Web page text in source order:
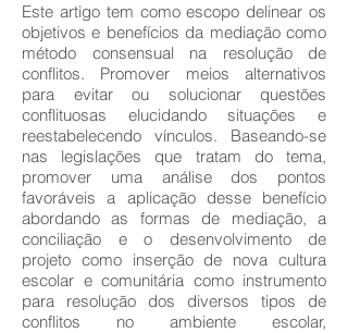
Este artigo tem como escopo delinear os
objetivos e benefícios da mediação como
método consensual na resolução de
conflitos. Promover meios alternativos
para evitar ou solucionar questões
conflituosas elucidando situações e
reestabelecendo vínculos. Baseando-se
nas legislações que tratam do tema,
promover uma análise dos pontos
favoráveis a aplicação desse benefício
abordando as formas de mediação, a
conciliação e o desenvolvimento de
projeto como inserção de nova cultura
escolar e comunitária como instrumento
para resolução dos diversos tipos de
conflitos no ambiente escolar,